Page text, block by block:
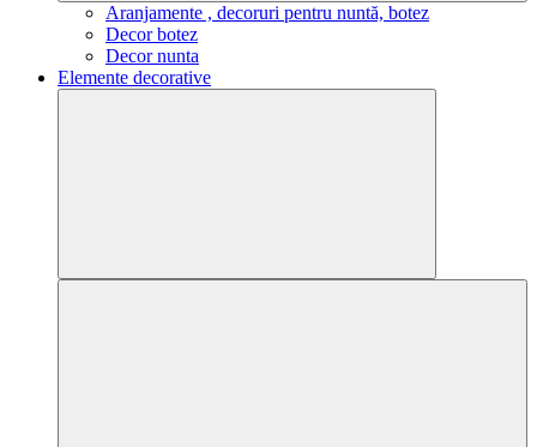
Aranjamente , decoruri pentru nuntă, botez
Decor botez
Decor nunta
Elemente decorative